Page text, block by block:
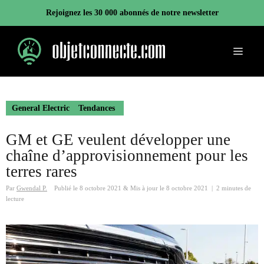
contenu
Rejoignez les 30 000 abonnés de notre newsletter
Menu
General Electric Tendances
GM et GE veulent développer une
chaîne d’approvisionnement pour les
terres rares
Par Gwendal P. Publié le 8 octobre 2021 & Mis à jour le 8 octobre 2021
2 minutes de
lecture